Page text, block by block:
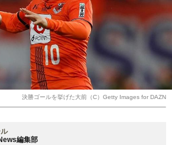
決勝ゴールを挙げた大前（C）Getty Images for DAZN
編集部